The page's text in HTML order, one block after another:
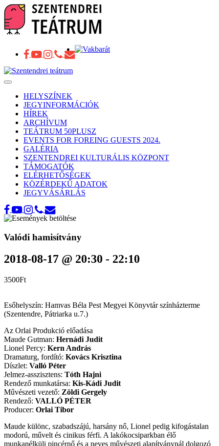
Toggle
navigationHELYSZÍNEK
JEGYINFORMÁCIÓK
HÍREK
ARCHÍVUM
TEÁTRUM 50PLUSZ
EVENTS FOR FOREING GUESTS 2024.
GALÉRIA
SZENTENDREI KULTURÁLIS KÖZPONT
TÁMOGATÓK
ELÉRHETŐSÉGEK
KÖZÉRDEKŰ ADATOK
JEGYVÁSÁRLÁS
Valódi hamisítvány
2018-08-17 @ 20:30 - 22:10
3500Ft
Esőhelyszín: Hamvas Béla Pest Megyei Könyvtár színházterme
(Szentendre, Pátriarka u.7.)
Az Orlai Produkció előadása
Maude Gutman: Hernádi Judit
Lionel Percy: Kern András
Dramaturg, fordító: Kovács Krisztina
Díszlet: Valló Péter
Jelmez-asszisztens: Tóth Hajni
Rendező munkatársa: Kis-Kádi Judit
Művészeti vezető: Zöldi Gergely
Rendező: VALLÓ PÉTER
Producer: Orlai Tibor
Maude különc, szabadszájú, harsány nő, Lionel pedig kifogástalan
modorú, művelt és cinikus férfi. A lakóko­csiparkban élő
munkanélküli pincérnő és a neves művé­szeti alapítványnál dolgozó